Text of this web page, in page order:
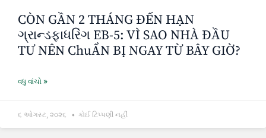
CÒN GẦN 2 THÁNG ĐẾN HẠN
ગ્રાન્ડફાધરિંગ EB-5: VÌ SAO NHÀ ĐẦU
TƯ NÊN ChuẨN BỊ NGAY TỪ BÂY GIỜ?
વધુ વાંચો »
૬ ઓગસ્ટ, ૨૦૨૬ કોઈ ટિપ્પણી નહીં